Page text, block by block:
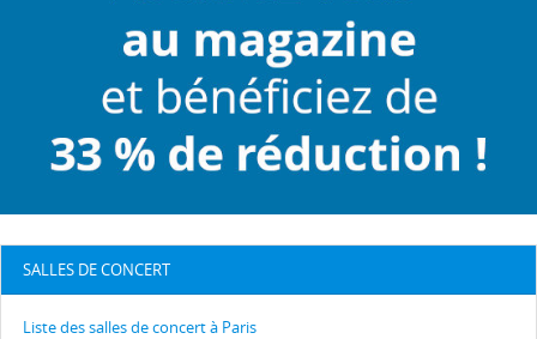
SALLES DE CONCERT
Liste des salles de concert à Paris